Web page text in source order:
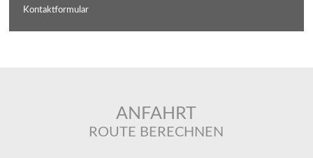
Kontaktformular
ANFAHRT
ROUTE BERECHNEN